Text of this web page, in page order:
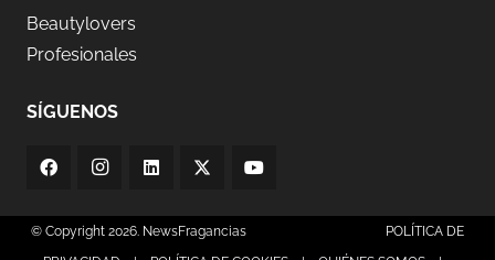
Beautylovers
Profesionales
SÍGUENOS
© Copyright 2026. NewsFragancias
POLÍTICA DE